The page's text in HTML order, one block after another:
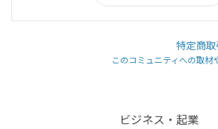
特定商
このコミュニティへの取材
ビジネス・起業